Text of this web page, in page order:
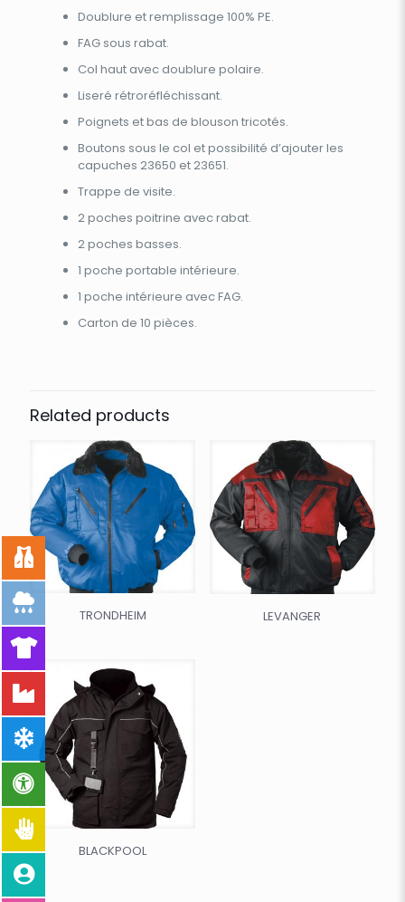
Doublure et remplissage 100% PE.
FAG sous rabat.
Col haut avec doublure polaire.
Liseré rétroréfléchissant.
Poignets et bas de blouson tricotés.
Boutons sous le col et possibilité d’ajouter les
capuches 23650 et 23651.
Trappe de visite.
2 poches poitrine avec rabat.
2 poches basses.
1 poche portable intérieure.
1 poche intérieure avec FAG.
Carton de 10 pièces.
Related products
TRONDHEIM LEVANGER
BLACKPOOL